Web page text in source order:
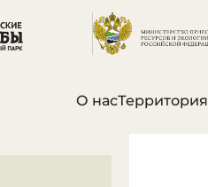
О насТерритория